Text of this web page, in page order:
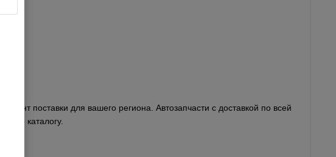
поставки для вашего региона. Автозапчасти с доставкой по всей
по каталогу.